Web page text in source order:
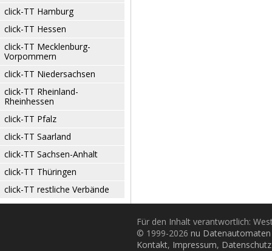
click-TT Hamburg
click-TT Hessen
click-TT Mecklenburg-
Vorpommern
click-TT Niedersachsen
click-TT Rheinland-
Rheinhessen
click-TT Pfalz
click-TT Saarland
click-TT Sachsen-Anhalt
click-TT Thüringen
click-TT restliche Verbände
Für den Inhalt verantwortlich:
© 1999-2026 nu
Kontakt, Impressum, Datenschutz